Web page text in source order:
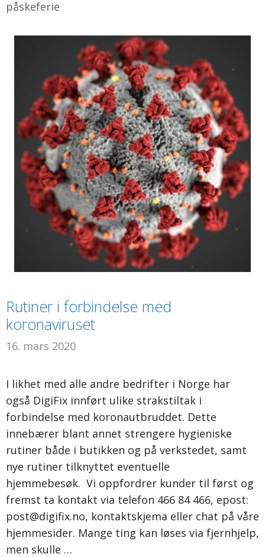
påskeferie
Rutiner i forbindelse med
koronaviruset
16. mars 2020
I likhet med alle andre bedrifter i Norge har
også DigiFix innført ulike strakstiltak i
forbindelse med koronautbruddet. Dette
innebærer blant annet strengere hygieniske
rutiner både i butikken og på verkstedet, samt
nye rutiner tilknyttet eventuelle
hjemmebesøk. Vi oppfordrer kunder til først og
fremst ta kontakt via telefon 466 84 466, epost:
post@digifix.no, kontaktskjema eller chat på våre
hjemmesider. Mange ting kan løses via fjernhjelp,
men skulle …